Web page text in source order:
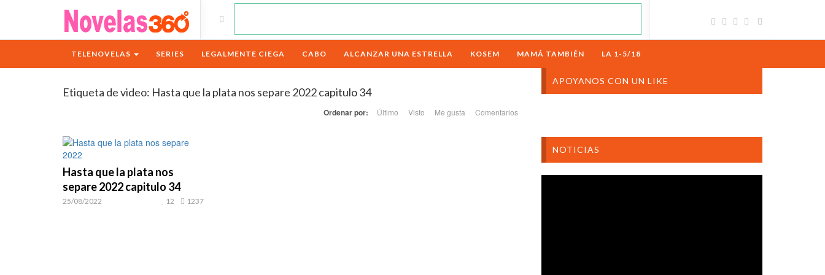
TELENOVELAS SERIES LEGALMENTE CIEGA CABO ALCANZAR UNA ESTRELLA KOSEM MAMÁ TAMBIÉN LA 1-5/18
Etiqueta de video: Hasta que la plata nos separe 2022 capitulo 34
Ordenar por: Último Visto Me gusta Comentarios
Hasta que la plata nos
separe 2022 capitulo 34
25/08/2022 1237
12
APOYANOS CON UN LIKE
NOTICIAS